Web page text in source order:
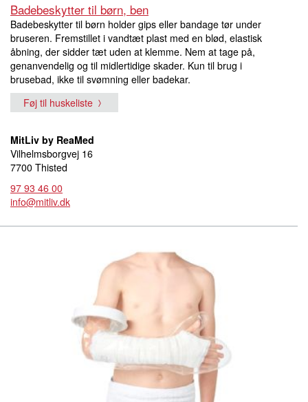
Badebeskytter til børn, ben
Badebeskytter til børn holder gips eller bandage tør under
bruseren. Fremstillet i vandtæt plast med en blød, elastisk
åbning, der sidder tæt uden at klemme. Nem at tage på,
genanvendelig og til midlertidige skader. Kun til brug i
brusebad, ikke til svømning eller badekar.
Føj til huskeliste
MitLiv by ReaMed
Vilhelmsborgvej 16
7700 Thisted
97 93 46 00
info@mitliv.dk